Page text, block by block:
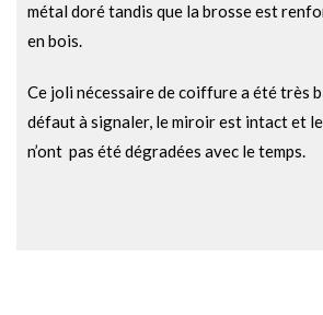
métal doré tandis que la brosse est
en bois.
Ce joli nécessaire de coiffure a été très
défaut à signaler, le miroir est intact et
n’ont pas été dégradées avec le temps.